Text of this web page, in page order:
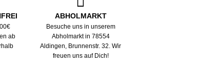
ab
ABHOLMARKT
Besuche uns in unserem
Abholmarkt in 78554
Aldingen, Brunnenstr. 32. Wir
freuen uns auf Dich!